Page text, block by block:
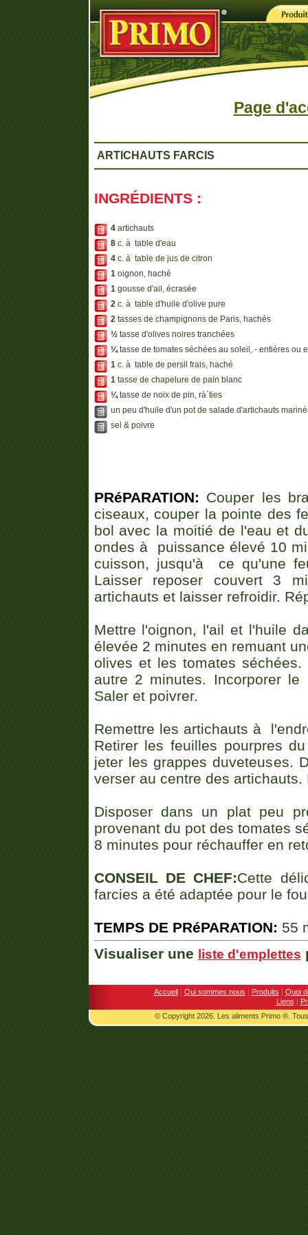
Page
ARTICHAUTS FARCIS
INGRÉDIENTS :
4 artichauts
8 c. à table d'eau
4 c. à table de jus de citron
1 oignon, haché
1 gousse d'ail, écrasée
2 c. à table d'huile d'olive pure
2 tasses de champignons de Paris, hachés
½tasse d'olives noires tranchées
¼tasse de tomates séchées au soleil, - entières ou
1 c. à table de persil frais, haché
1 tasse de chapelure de pain blanc
¼tasse de noix de pin, rà´ties
un peu d'huile d'un pot de salade d'artichauts
sel & poivre
PRéPARATION: Couper les
ciseaux, couper la pointe des
bol avec la moitié de l'eau et
ondes à puissance élevé 10
cuisson, jusqu'à ce qu'une
Laisser reposer couvert 3
artichauts et laisser refroidir.
Mettre l'oignon, l'ail et l'huile
élevée 2 minutes en remuant
olives et les tomates
autre 2 minutes. Incorporer
Saler et poivrer.
Remettre les artichauts à
Retirer les feuilles pourpres
jeter les grappes duveteuses.
verser au centre des
Disposer dans un plat peu
provenant du pot des tomates
8 minutes pour réchauffer en
CONSEIL DE CHEF:Cette
farcies a été adaptée pour le
TEMPS DE PRéPARATION: 55
Visualiser une liste d'emplettes
Accueil | Qui sommes nous | Produits | Quoi
Liens |
© Copyright 2026. Les aliments Primo ®.